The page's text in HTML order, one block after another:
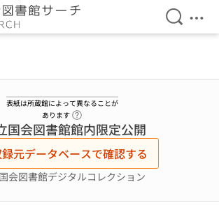
検索を
メ
表紙は所蔵館によって異なることが
あります
国会図書館館内限定公開
元データベースで確認する
会図書館デジタルコレクション